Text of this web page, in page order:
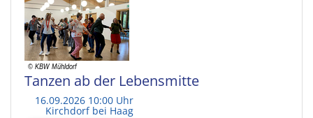
Tanzen ab der Lebensmitte
16.09.2026 10:00 Uhr
Kirchdorf bei Haag